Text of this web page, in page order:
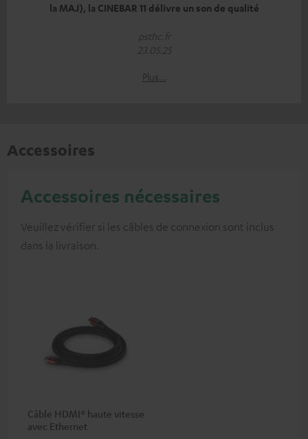
la MAJ), la CINEBAR 11 délivre un son de qualité
psthc.fr
23.05.25
Plus…
Accessoires
Accessoires nécessaires
Veuillez vérifier si les câbles de connexion sont inclus
dans la livraison.
Câble HDMI® haute vitesse
avec Ethernet